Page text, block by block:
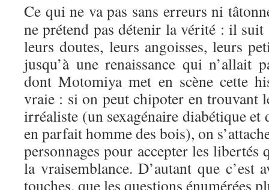
Ce qui ne va pas sans erreurs ni
ne prétend pas détenir la vérité : il suit
leurs doutes, leurs angoisses, leurs
jusqu’à une renaissance qui n’allait
dont Motomiya met en scène cette
vraie : si on peut chipoter en trouvant
irréaliste (un sexagénaire diabétique et
en parfait homme des bois), on
personnages pour accepter les libertés
la vraisemblance. D’autant que c’est
touches, que les questions énumérées